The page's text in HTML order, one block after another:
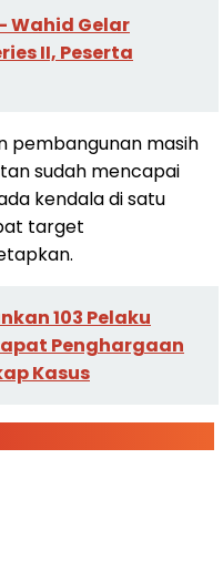
Wahid Gelar
II, Peserta
pembangunan masih
sudah mencapai
kendala di satu
target
103 Pelaku
Penghargaan
Kasus